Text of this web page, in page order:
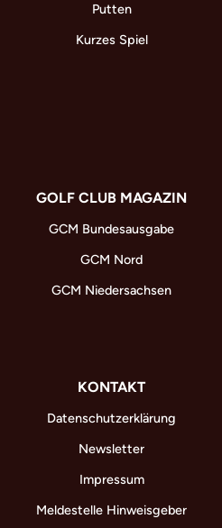
Putten
Kurzes Spiel
GOLF CLUB MAGAZIN
GCM Bundesausgabe
GCM Nord
GCM Niedersachsen
KONTAKT
Datenschutzerklärung
Newsletter
Impressum
Meldestelle Hinweisgeber